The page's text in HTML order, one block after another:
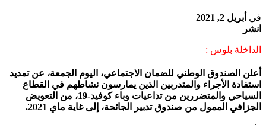
في أبريل 2, 2021
انشر
الداخلة بلوس :
أعلن الصندوق الوطني للضمان الاجتماعي، اليوم الجمعة، عن تمديد
استفادة الأجراء والمتدربين الذين يمارسون نشاطهم في القطاع
السياحي والمتضررين من تداعيات وباء كوفيد-19، من التعويض
الجزافي الممول من صندوق تدبير الجائحة، إلى غاية ماي 2021.